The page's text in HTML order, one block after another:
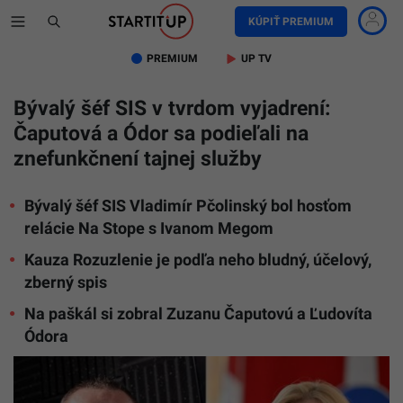
KÚPIŤ PREMIUM
PREMIUM UP TV
Bývalý šéf SIS v tvrdom vyjadrení:
Čaputová a Ódor sa podieľali na
znefunkčnení tajnej služby
Bývalý šéf SIS Vladimír Pčolinský bol hosťom
relácie Na Stope s Ivanom Megom
Kauza Rozuzlenie je podľa neho bludný, účelový,
zberný spis
Na paškál si zobral Zuzanu Čaputovú a Ľudovíta
Ódora